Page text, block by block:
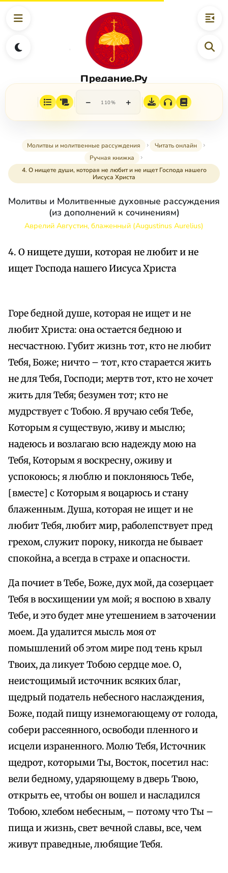
Предание.Ру
− 110% +
Молитвы и молитвенные рассуждения
Читать онлайн
Ручная книжка
4. О нищете души, которая не любит и не ищет Господа нашего
Иисуса Христа
Молитвы и Молитвенные духовные рассуждения
(из дополнений к сочинениям)
Аврелий Августин, блаженный (Augustinus Aurelius)
4. О нищете души, которая не любит и не
ищет Господа нашего Иисуса Христа
Горе бедной душе, которая не ищет и не
любит Христа: она остается бедною и
несчастною. Губит жизнь тот, кто не любит
Тебя, Боже; ничто – тот, кто старается жить
не для Тебя, Господи; мертв тот, кто не хочет
жить для Тебя; безумен тот; кто не
мудрствует с Тобою. Я вручаю себя Тебе,
Которым я существую, живу и мыслю;
надеюсь и возлагаю всю надежду мою на
Тебя, Которым я воскресну, оживу и
успокоюсь; я люблю и поклоняюсь Тебе,
[вместе] с Которым я воцарюсь и стану
блаженным. Душа, которая не ищет и не
любит Тебя, любит мир, раболепствует пред
грехом, служит пороку, никогда не бывает
спокойна, а всегда в страхе и опасности.
Да почиет в Тебе, Боже, дух мой, да созерцает
Тебя в восхищении ум мой; я воспою в хвалу
Тебе, и это будет мне утешением в заточении
моем. Да удалится мысль моя от
помышлений об этом мире под тень крыл
Твоих, да ликует Тобою сердце мое. О,
неистощимый источник всяких благ,
щедрый податель небесного наслаждения,
Боже, подай пищу изнемогающему от голода,
собери рассеянного, освободи пленного и
исцели израненного. Молю Тебя, Источник
щедрот, которыми Ты, Восток, посетил нас:
вели бедному, ударяющему в дверь Твою,
открыть ее, чтобы он вошел и насладился
Тобою, хлебом небесным, – потому что Ты –
пища и жизнь, свет вечной славы, все, чем
живут праведные, любящие Тебя.